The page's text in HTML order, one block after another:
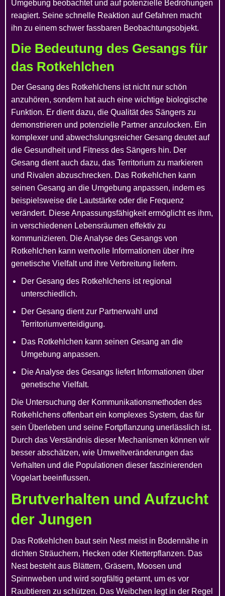
Umgebung beobachtet und auf potenzielle Bedrohungen
reagiert. Seine schnelle Reaktion auf Gefahren macht
ihn zu einem schwer fassbaren Beobachtungsobjekt.
Die Bedeutung des Gesangs für
das Rotkehlchen
Der Gesang des Rotkehlchens ist nicht nur schön
anzuhören, sondern hat auch eine wichtige biologische
Funktion. Er dient dazu, die Qualität des Sängers zu
demonstrieren und potenzielle Partner anzulocken. Ein
komplexer und abwechslungsreicher Gesang deutet auf
die Gesundheit und Fitness des Sängers hin. Der
Gesang dient auch dazu, das Territorium zu markieren
und Rivalen abzuschrecken. Das Rotkehlchen kann
seinen Gesang an die Umgebung anpassen, indem es
beispielsweise die Lautstärke oder die Frequenz
verändert. Diese Anpassungsfähigkeit ermöglicht es ihm,
in verschiedenen Lebensräumen effektiv zu
kommunizieren. Die Analyse des Gesangs von
Rotkehlchen kann wertvolle Informationen über ihre
genetische Vielfalt und ihre Verbreitung liefern.
Der Gesang des Rotkehlchens ist regional
unterschiedlich.
Der Gesang dient zur Partnerwahl und
Territoriumverteidigung.
Das Rotkehlchen kann seinen Gesang an die
Umgebung anpassen.
Die Analyse des Gesangs liefert Informationen über
genetische Vielfalt.
Die Untersuchung der Kommunikationsmethoden des
Rotkehlchens offenbart ein komplexes System, das für
sein Überleben und seine Fortpflanzung unerlässlich ist.
Durch das Verständnis dieser Mechanismen können wir
besser abschätzen, wie Umweltveränderungen das
Verhalten und die Populationen dieser faszinierenden
Vogelart beeinflussen.
Brutverhalten und Aufzucht
der Jungen
Das Rotkehlchen baut sein Nest meist in Bodennähe in
dichten Sträuchern, Hecken oder Kletterpflanzen. Das
Nest besteht aus Blättern, Gräsern, Moosen und
Spinnweben und wird sorgfältig getarnt, um es vor
Raubtieren zu schützen. Das Weibchen legt in der Regel